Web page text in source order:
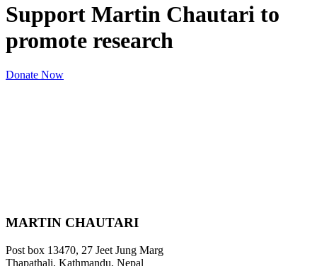
Support Martin Chautari to
promote research
Donate Now
MARTIN CHAUTARI
Post box 13470, 27 Jeet Jung Marg
Thapathali, Kathmandu, Nepal